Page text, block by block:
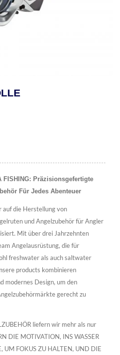
FISHING: Präzisionsgefertigte
Für Jedes Abenteuer
auf die Herstellung von
und Angelzubehör für Angler
Mit über drei Jahrzehnten
Angelausrüstung, die für
freshwater als auch saltwater
products kombinieren
modernes Design, um den
gerecht zu
liefern wir mehr als nur
DIE MOTIVATION, INS WASSER
UM FOKUS ZU HALTEN, UND DIE